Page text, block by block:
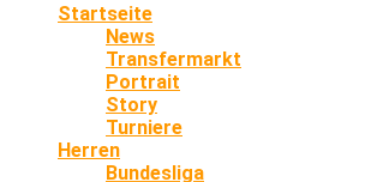
Startseite
News
Transfermarkt
Portrait
Story
Turniere
Herren
Bundesliga